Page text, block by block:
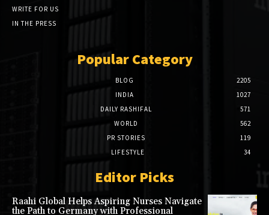
WRITE FOR US
IN THE PRESS
Popular Category
BLOG
2205
INDIA
1027
DAILY RASHIFAL
571
WORLD
562
PR STORIES
119
LIFESTYLE
34
Editor Picks
Raahi Global Helps Aspiring Nurses Navigate
the Path to Germany with Professional